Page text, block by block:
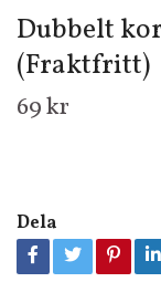
Dubbelt
(Fraktfritt)
69 kr
Dela